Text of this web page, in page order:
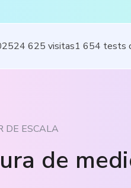
24 625 visitas1 654 tests
DE ESCALA
de